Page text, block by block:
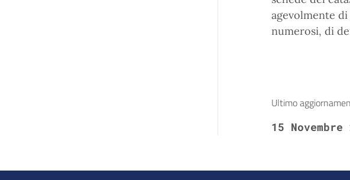
agevolmente
numerosi, di
Ultimo
15